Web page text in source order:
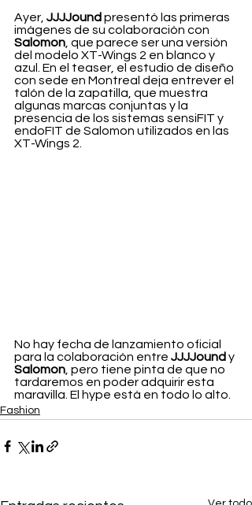
Ayer, JJJJound presentó las primeras
imágenes de su colaboración con
Salomon, que parece ser una versión
del modelo XT-Wings 2 en blanco y
azul. En el teaser, el estudio de diseño
con sede en Montreal deja entrever el
talón de la zapatilla, que muestra
algunas marcas conjuntas y la
presencia de los sistemas sensiFIT y
endoFIT de Salomon utilizados en las
XT-Wings 2.
No hay fecha de lanzamiento oficial
para la colaboración entre JJJJound y
Salomon , pero tiene pinta de que no
tardaremos en poder adquirir esta
maravilla. El hype está en todo lo alto.
Fashion